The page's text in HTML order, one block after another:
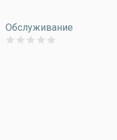
Обслуживание